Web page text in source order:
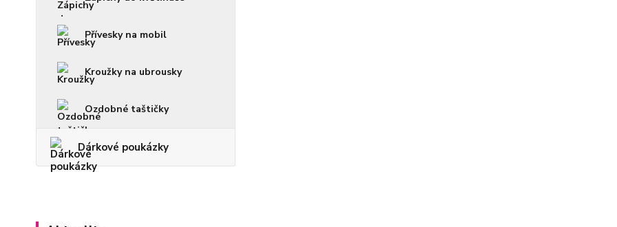
Přívesky na mobil
Kroužky na ubrousky
Ozdobné taštičky
Dárkové poukázky